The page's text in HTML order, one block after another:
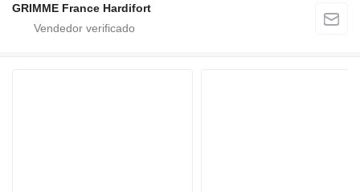
GRIMME France Hardifort